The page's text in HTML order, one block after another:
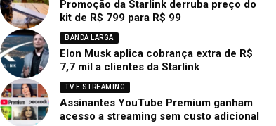
Promoção da Starlink derruba preço do
kit de R$ 799 para R$ 99
BANDA LARGA
Elon Musk aplica cobrança extra de R$
7,7 mil a clientes da Starlink
TV E STREAMING
Assinantes YouTube Premium ganham
acesso a streaming sem custo adicional